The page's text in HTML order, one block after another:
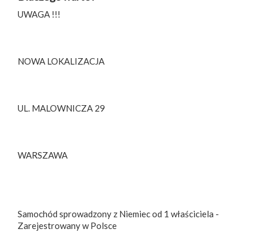
UWAGA !!!
NOWA LOKALIZACJA
UL. MALOWNICZA 29
WARSZAWA
Samochód sprowadzony z Niemiec od 1 właściciela -
Zarejestrowany w Polsce